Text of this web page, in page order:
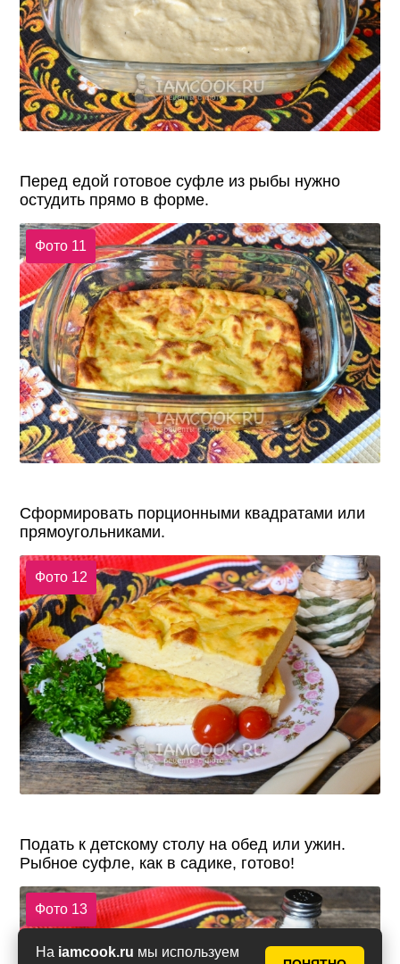
На iamcook.ru мы используем
Перед едой готовое суфле из рыбы нужно
остудить прямо в форме.
Фото 11
Сформировать порционными квадратами или
прямоугольниками.
Фото 12
Подать к детскому столу на обед или ужин.
Рыбное суфле, как в садике, готово!
Фото 13